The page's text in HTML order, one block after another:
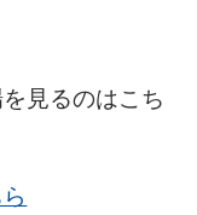
見るのはこち